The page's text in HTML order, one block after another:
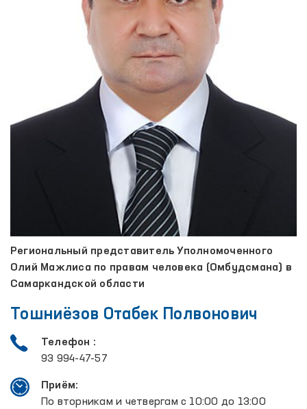
Региональный представитель Уполномоченного
Олий Мажлиса по правам человека (Омбудсмана) в
Самаркандской области
Тошниёзов Отабек Полвонович
Телефон :
93 994-47-57
Приём:
По вторникам и четвергам с 10:00 до 13:00